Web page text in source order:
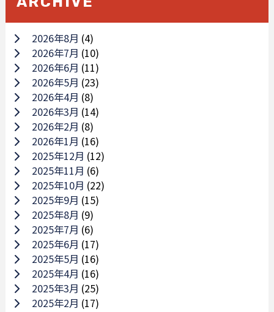
2026年8月 (4)
2026年7月 (10)
2026年6月 (11)
2026年5月 (23)
2026年4月 (8)
2026年3月 (14)
2026年2月 (8)
2026年1月 (16)
2025年12月 (12)
2025年11月 (6)
2025年10月 (22)
2025年9月 (15)
2025年8月 (9)
2025年7月 (6)
2025年6月 (17)
2025年5月 (16)
2025年4月 (16)
2025年3月 (25)
2025年2月 (17)